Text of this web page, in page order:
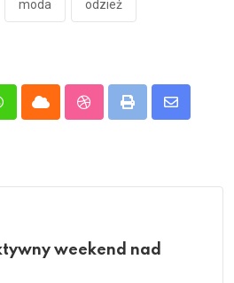
moda odzież
Cloud StumbleUpon
Print
Share
weekend nad